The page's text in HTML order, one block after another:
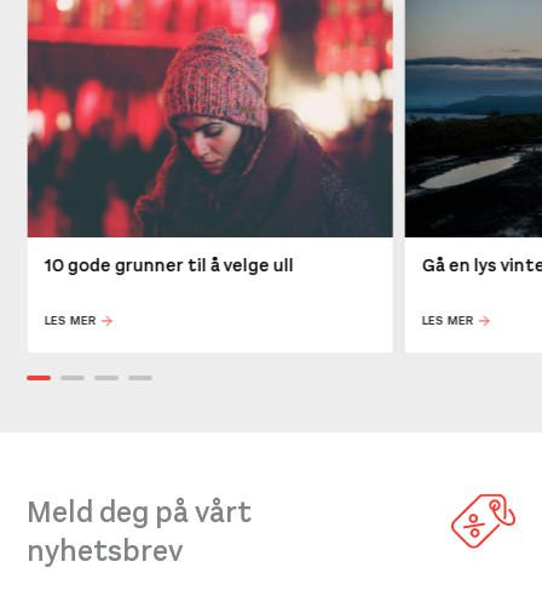
10 gode grunner til å velge ull
LES MER
Gå en lys
LES MER
Meld deg på vårt
nyhetsbrev